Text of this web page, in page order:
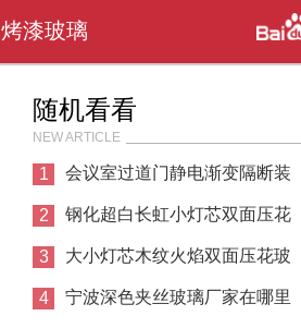
烤漆玻璃
随机看看
NEW ARTICLE
1 会议室过道门静电渐变隔断装
饰玻璃
2 钢化超白长虹小灯芯双面压花
玻璃
3 大小灯芯木纹火焰双面压花玻
璃
4 宁波深色夹丝玻璃厂家在哪里